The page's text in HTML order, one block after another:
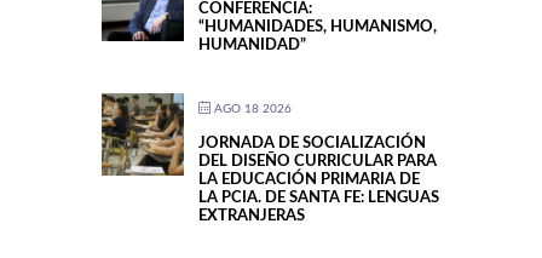
CONFERENCIA:
“HUMANIDADES, HUMANISMO,
HUMANIDAD”
AGO 18 2026
JORNADA DE SOCIALIZACIÓN
DEL DISEÑO CURRICULAR PARA
LA EDUCACIÓN PRIMARIA DE
LA PCIA. DE SANTA FE: LENGUAS
EXTRANJERAS